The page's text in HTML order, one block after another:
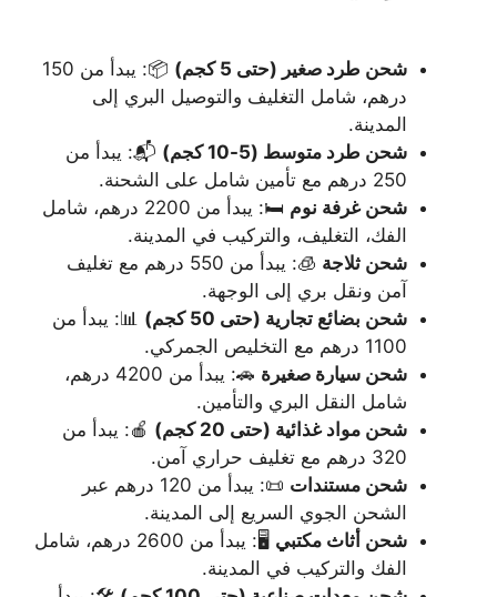
شحن طرد صغير (حتى 5 كجم)
📦: يبدأ من 150
درهم، شامل التغليف والتوصيل البري إلى
المدينة.
شحن طرد متوسط (5-10 كجم)
📬: يبدأ من
250 درهم مع تأمين شامل على الشحنة.
شحن غرفة نوم
🛏️: يبدأ من 2200 درهم، شامل
الفك، التغليف، والتركيب في المدينة.
شحن ثلاجة
🧊: يبدأ من 550 درهم مع تغليف
آمن ونقل بري إلى الوجهة.
شحن بضائع تجارية (حتى 50 كجم)
📊: يبدأ من
1100 درهم مع التخليص الجمركي.
شحن سيارة صغيرة
🚗: يبدأ من 4200 درهم،
شامل النقل البري والتأمين.
شحن مواد غذائية (حتى 20 كجم)
🍎: يبدأ من
320 درهم مع تغليف حراري آمن.
شحن مستندات
📜: يبدأ من 120 درهم عبر
الشحن الجوي السريع إلى المدينة.
شحن أثاث مكتبي
🖥️: يبدأ من 2600 درهم، شامل
الفك والتركيب في المدينة.